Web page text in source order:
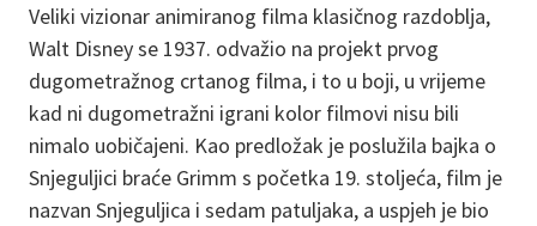
Veliki vizionar animiranog filma klasičnog razdoblja,
Walt Disney se 1937. odvažio na projekt prvog
dugometražnog crtanog filma, i to u boji, u vrijeme
kad ni dugometražni igrani kolor filmovi nisu bili
nimalo uobičajeni. Kao predložak je poslužila bajka o
Snjeguljici braće Grimm s početka 19. stoljeća, film je
nazvan Snjeguljica i sedam patuljaka, a uspjeh je bio